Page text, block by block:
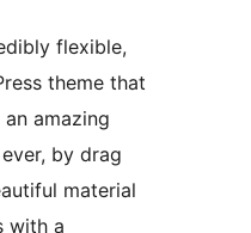
flexible,
theme that
amazing
by drag
material
with a